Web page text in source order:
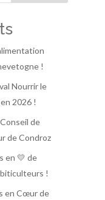
!
Nourrir le
2026 !
de
de Condroz
en 💛 de
!
en Cœur de